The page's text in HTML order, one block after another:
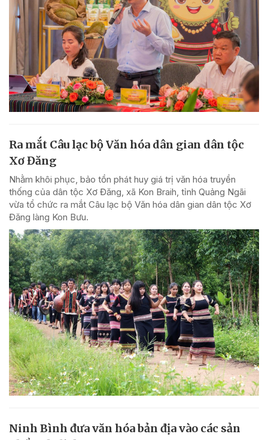
Ra mắt Câu lạc bộ Văn hóa dân gian dân tộc
Xơ Đăng
Nhằm khôi phục, bảo tồn phát huy giá trị văn hóa truyền
thống của dân tộc Xơ Đăng, xã Kon Braih, tỉnh Quảng Ngãi
vừa tổ chức ra mắt Câu lạc bộ Văn hóa dân gian dân tộc Xơ
Đăng làng Kon Bưu.
Ninh Bình đưa văn hóa bản địa vào các sản